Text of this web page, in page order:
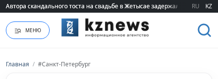
Автора скандального тоста на свадьбе в Жетысае задержали
Автора скандального тоста на свадьбе в Жетысае задержали RU KZ
МЕНЮ
Главная / #Санкт-Петербург